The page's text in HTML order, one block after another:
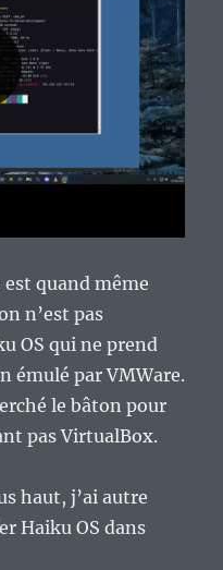
est quand même
n’est pas
OS qui ne prend
émulé par VMWare.
le bâton pour
pas VirtualBox.
haut, j’ai autre
Haiku OS dans